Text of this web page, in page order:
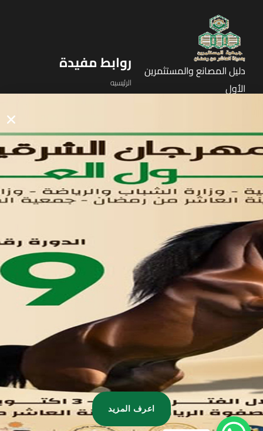
دليل المصانع والمستثمرين
الأول
روابط مفيدة
الرئيسيه
اتصل بنا
تواصل معنا
مدينة العاشر من رمضان
01221020029
055-4494429
055-4494406
055-4494414
info.triaeg@yahoo.com
info@triaeg-guide.com
اعرف المزيد